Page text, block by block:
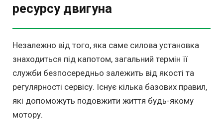
ресурсу двигуна
Незалежно від того, яка саме силова установка
знаходиться під капотом, загальний термін її
служби безпосередньо залежить від якості та
регулярності сервісу. Існує кілька базових правил,
які допоможуть подовжити життя будь-якому
мотору.